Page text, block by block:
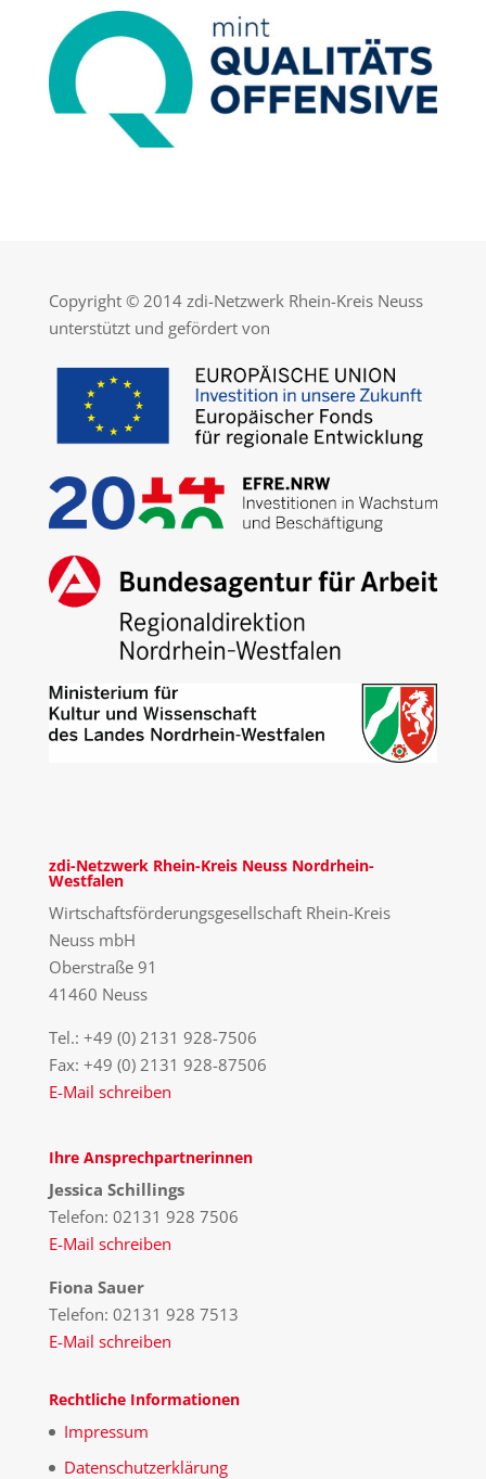
Copyright © 2014 zdi-Netzwerk Rhein-Kreis Neuss
unterstützt und gefördert von
zdi-Netzwerk Rhein-Kreis Neuss Nordrhein-
Westfalen
Wirtschaftsförderungsgesellschaft Rhein-Kreis
Neuss mbH
Oberstraße 91
41460 Neuss
Tel.: +49 (0) 2131 928-7506
Fax: +49 (0) 2131 928-87506
E-Mail schreiben
Ihre Ansprechpartnerinnen
Jessica Schillings
Telefon: 02131 928 7506
E-Mail schreiben
Fiona Sauer
Telefon: 02131 928 7513
E-Mail schreiben
Rechtliche Informationen
Impressum
Datenschutzerklärung